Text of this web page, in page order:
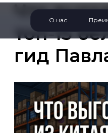
О нас
Что
топ-15
гид